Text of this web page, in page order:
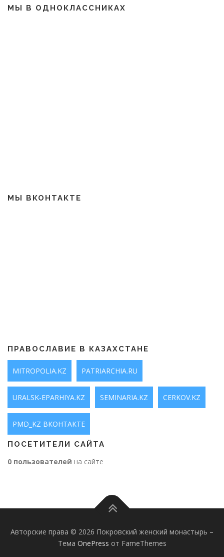
МЫ В ОДНОКЛАССНИКАХ
МЫ ВКОНТАКТЕ
ПРАВОСЛАВИЕ В КАЗАХСТАНЕ
MITROPOLIA.KZ PATRIARCHIA.RU
URALSK-EPARHIYA.KZ SEMINARIA.KZ CERKOV.KZ
PMD_KZ ВКОНТАКТЕ
ПОСЕТИТЕЛИ САЙТА
0 пользователей на сайте
Авторские права © 2026 Покровский женский монастырь –
Тема OnePress от FameThemes